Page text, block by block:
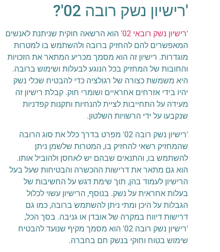
'רישיון נשק רובה 02'?
'רישיון נשק רובאי 02
' הוא הרשאה חוקית שניתנת לאנשים
המאפשרים להם להחזיק ברובה ולהשתמש בו למטרות
מוגדרות. רישיון זה הוא מסמך מכריע המתאר את הזכויות
והחובות של המחזיק בכל הנוגע לבעלות ושימוש ברובה.
היא משמשת כצורה של רגולציה כדי להבטיח שכלי נשק
יהיו בידי אזרחים אחראיים ושומרי חוק. קבלת רישיון זה
מעידה על התחייבות לציית להנחיות ותקנות קפדניות
שנקבעו על ידי הרשויות השלטון.
'רישיון נשק רובה 02' מפרט בדרך כלל את סוג הרובה
שהמחזיק רשאי להחזיק בו, המטרות שלשמן ניתן
להשתמש בו, והתנאים שבהם יש לאחסן ולהוביל אותו.
הוא גם מתאר את דרישות ההכשרה והבטיחות שעל בעל
הרישיון לעמוד בהן, תוך שימת דגש על החשיבות של
בעלות אחראית על נשק. בנוסף, הרישיון עשוי לכלול
הגבלות על היכן ומתי ניתן להשתמש ברובה, כמו גם
דרישות דיווח במקרה של אובדן או גניבה. בסך הכל,
'רישיון נשק רובה 02' הוא מסמך מקיף שנועד להבטיח
שימוש בטוח וחוקי בנשק חם בחברה.